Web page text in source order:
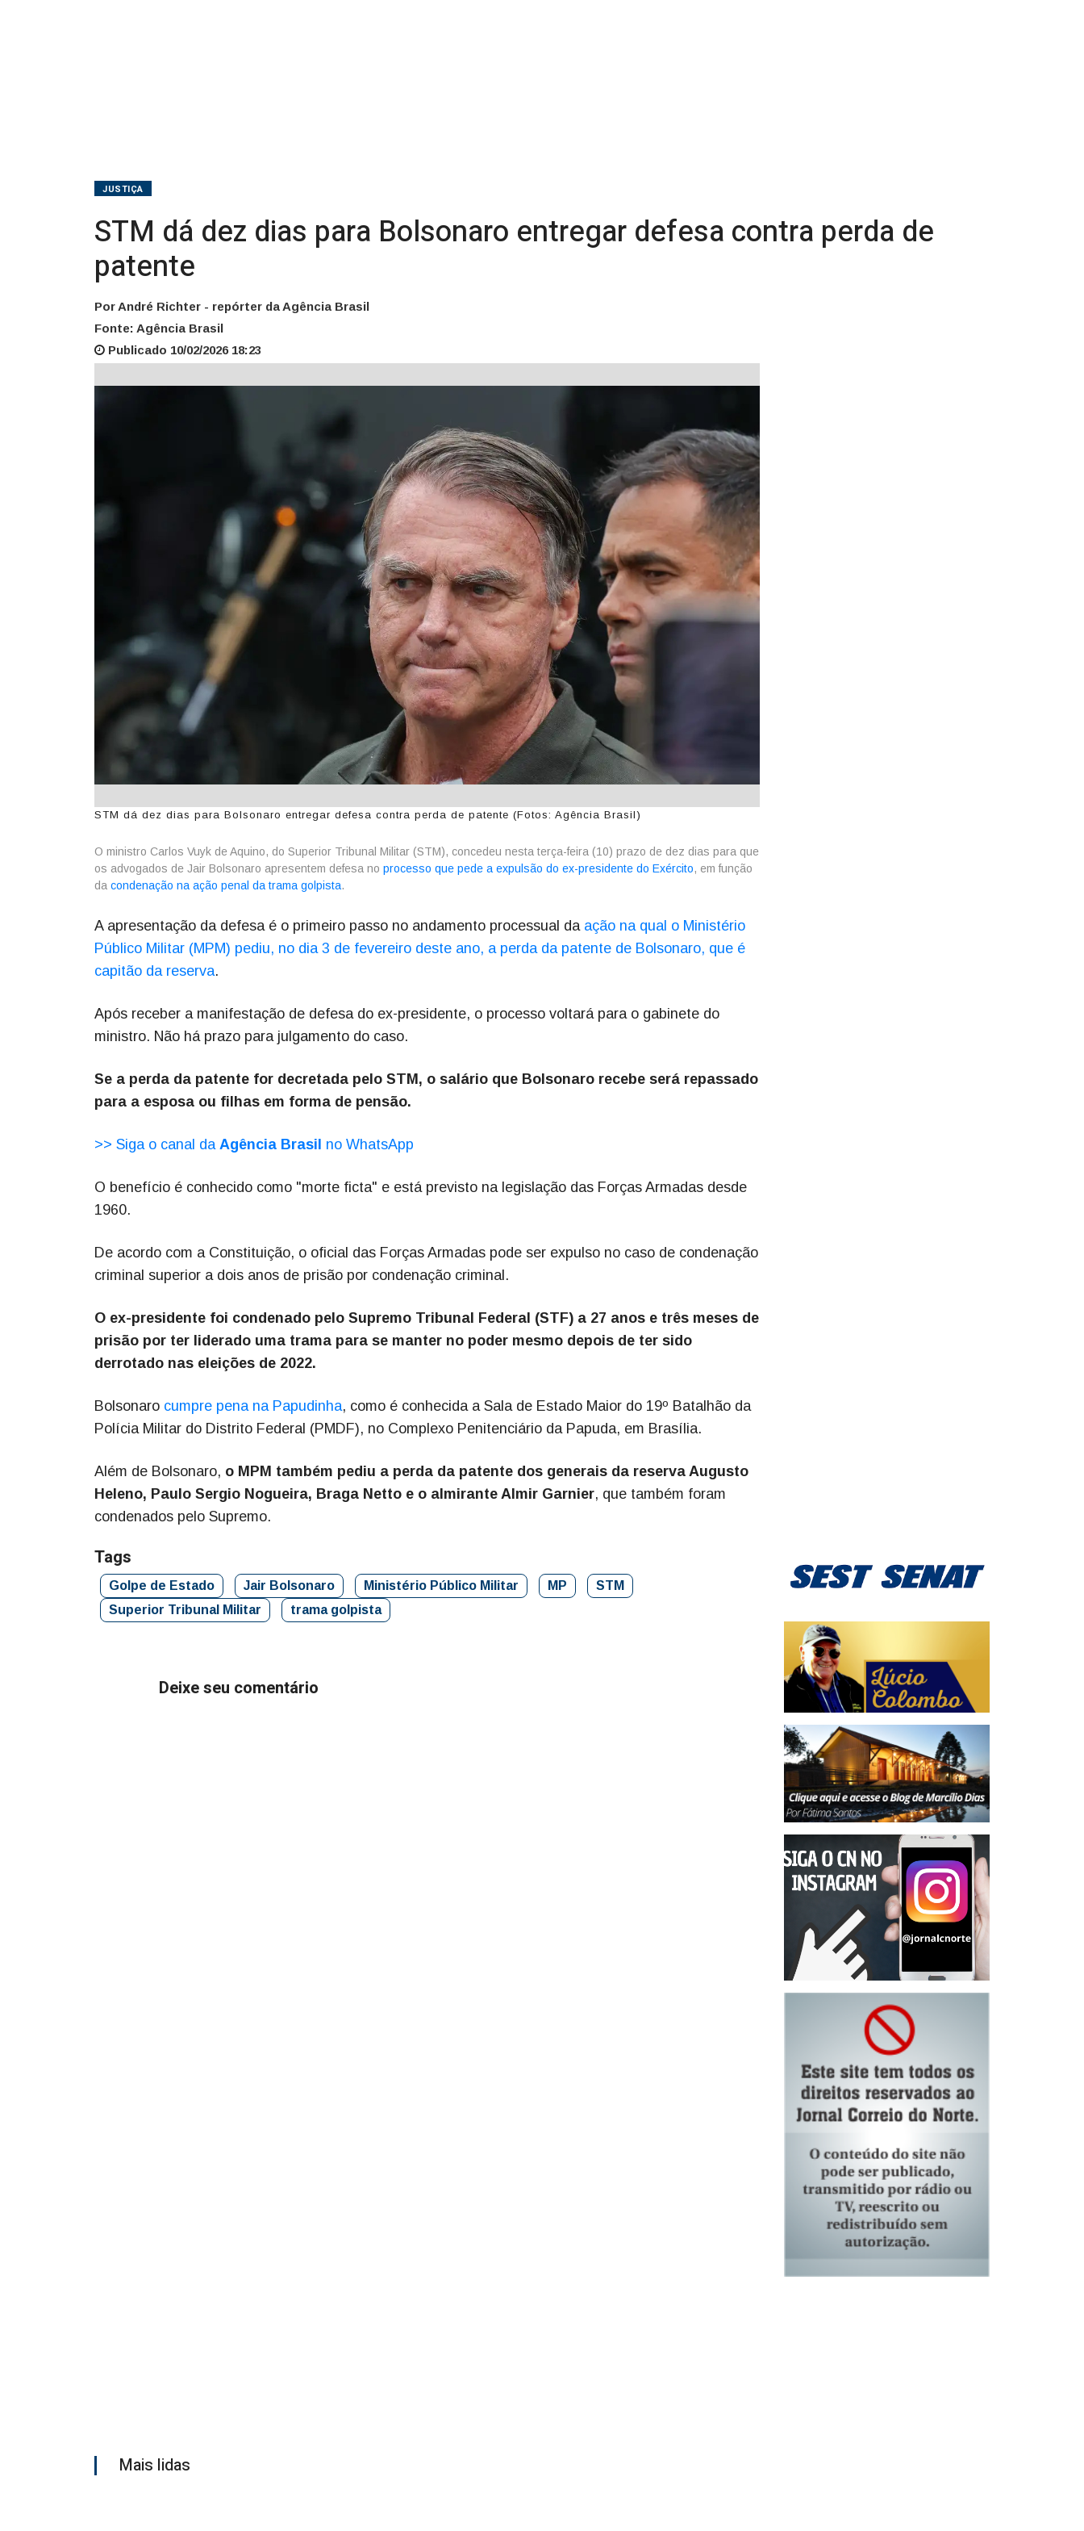
JUSTIÇA
STM dá dez dias para Bolsonaro entregar defesa contra perda de
patente
Por André Richter - repórter da Agência Brasil
Fonte: Agência Brasil
Publicado 10/02/2026 18:23
STM dá dez dias para Bolsonaro entregar defesa contra perda de patente (Fotos: Agência Brasil)
O ministro Carlos Vuyk de Aquino, do Superior Tribunal Militar (STM), concedeu nesta terça-feira (10) prazo de dez dias para que
os advogados de Jair Bolsonaro apresentem defesa no processo que pede a expulsão do ex-presidente do Exército, em função
da condenação na ação penal da trama golpista.
A apresentação da defesa é o primeiro passo no andamento processual da ação na qual o Ministério
Público Militar (MPM) pediu, no dia 3 de fevereiro deste ano, a perda da patente de Bolsonaro, que é
capitão da reserva.
Após receber a manifestação de defesa do ex-presidente, o processo voltará para o gabinete do
ministro. Não há prazo para julgamento do caso.
Se a perda da patente for decretada pelo STM, o salário que Bolsonaro recebe será repassado
para a esposa ou filhas em forma de pensão.
>> Siga o canal da Agência Brasil no WhatsApp
O benefício é conhecido como "morte ficta" e está previsto na legislação das Forças Armadas desde
1960.
De acordo com a Constituição, o oficial das Forças Armadas pode ser expulso no caso de condenação
criminal superior a dois anos de prisão por condenação criminal.
O ex-presidente foi condenado pelo Supremo Tribunal Federal (STF) a 27 anos e três meses de
prisão por ter liderado uma trama para se manter no poder mesmo depois de ter sido
derrotado nas eleições de 2022.
Bolsonaro cumpre pena na Papudinha, como é conhecida a Sala de Estado Maior do 19º Batalhão da
Polícia Militar do Distrito Federal (PMDF), no Complexo Penitenciário da Papuda, em Brasília.
Além de Bolsonaro, o MPM também pediu a perda da patente dos generais da reserva Augusto
Heleno, Paulo Sergio Nogueira, Braga Netto e o almirante Almir Garnier, que também foram
condenados pelo Supremo.
Tags
Golpe de Estado Jair Bolsonaro Ministério Público Militar MP
STM
Superior Tribunal Militar
trama golpista
Deixe seu comentário
Mais lidas